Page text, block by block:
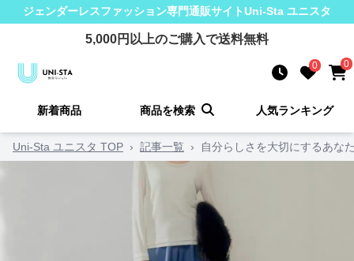
ジェンダーレスファッション専門通販サイトUni-Sta ユニスタ
5,000円以上のご購入で送料無料
0 0
新着商品 商品を検索 人気ランキング
Uni-Sta ユニスタ TOP › 記事一覧 › 自分らしさを大切にするあな